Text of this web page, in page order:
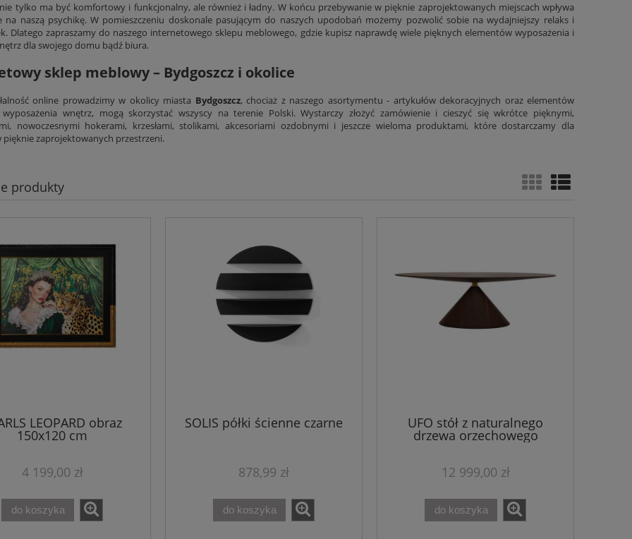
tylko ma być komfortowy i funkcjonalny, ale również i ładny. W końcu przebywanie w pięknie zaprojektowanych miejscach wpływa
na naszą psychikę. W pomieszczeniu doskonale pasującym do naszych upodobań możemy pozwolić sobie na wydajniejszy relaks i
Dlatego zapraszamy do naszego internetowego sklepu meblowego, gdzie kupisz naprawdę wiele pięknych elementów wyposażenia i
dla swojego domu bądź biura.
sklep meblowy – Bydgoszcz i okolice
online prowadzimy w okolicy miasta Bydgoszcz, chociaż z naszego asortymentu - artykułów dekoracyjnych oraz elementów
wnętrz, mogą skorzystać wszyscy na terenie Polski. Wystarczy złożyć zamówienie i cieszyć się wkrótce pięknymi,
nowoczesnymi hokerami, krzesłami, stolikami, akcesoriami ozdobnymi i jeszcze wieloma produktami, które dostarczamy dla
pięknie zaprojektowanych przestrzeni.
produkty
LEOPARD obraz
150x120 cm
4 199,00 zł
do koszyka
SOLIS półki ścienne czarne
878,99 zł
do koszyka
UFO stół z naturalnego
drzewa orzechowego
12 999,00 zł
do koszyka